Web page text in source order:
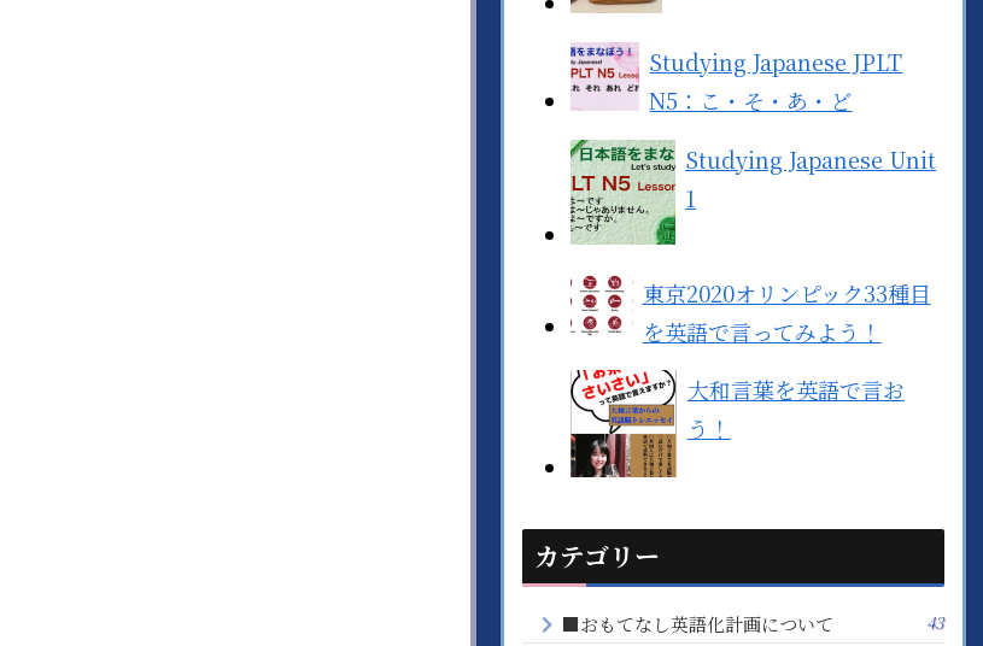
Studying Japanese JPLT
N5：こ・そ・あ・ど
Studying Japanese Unit
1
東京2020オリンピック33種目
を英語で言ってみよう！
大和言葉を英語で言お
う！
カテゴリー
■おもてなし英語化計画について 43